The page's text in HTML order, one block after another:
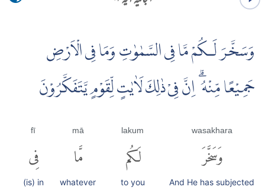
وَسَخَّرَ لَـكُمْ مَّا فِى السَّمٰوٰتِ وَمَا فِى الْاَرْضِ
جَمِيْعًا مِّنْهُ ۗ اِنَّ فِىْ ذٰلِكَ لَاٰيٰتٍ لِّقَوْمٍ يَّتَفَكَّرُوْنَ
wasakhara
وَسَخَّرَ
And He has subjected
lakum
لَكُم
to you
mā
مَّا
whatever
fī
فِى
(is) in